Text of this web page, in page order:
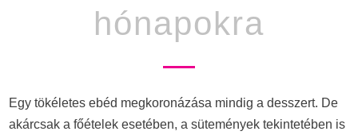
hónapokra
Egy tökéletes ebéd megkoronázása mindig a desszert. De
akárcsak a főételek esetében, a sütemények tekintetében is